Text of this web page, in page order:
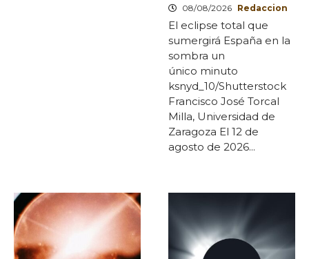
08/08/2026 Redaccion
El eclipse total que
sumergirá España en la
sombra un
único minuto
ksnyd_10/Shutterstock
Francisco José Torcal
Milla, Universidad de
Zaragoza El 12 de
agosto de 2026...